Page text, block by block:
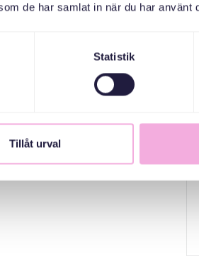
de har samlat in när du har använt
Statistik
Tillåt urval